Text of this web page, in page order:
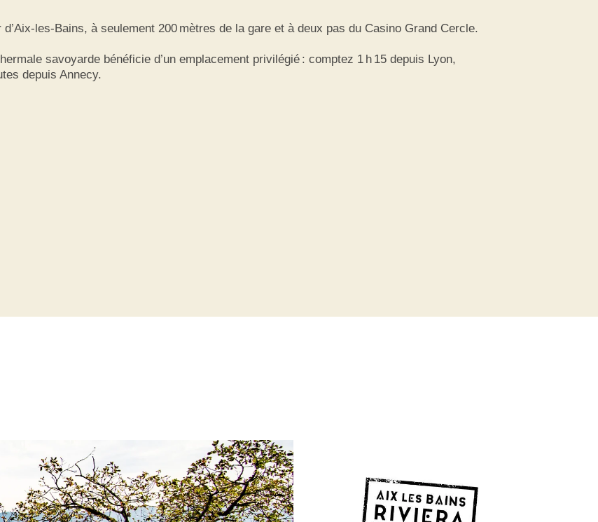
les-Bains, à seulement 200 mètres de la gare et à deux pas du Casino Grand Cercle.
savoyarde bénéficie d’un emplacement privilégié : comptez 1 h 15 depuis Lyon,
depuis Annecy.